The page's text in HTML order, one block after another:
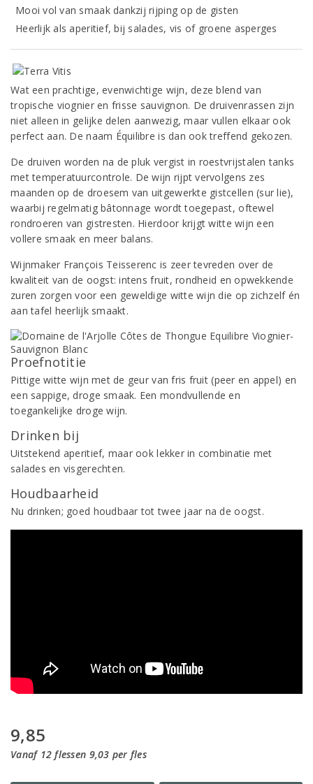
Mooi vol van smaak dankzij rijping op de gisten
Heerlijk als aperitief, bij salades, vis of groene asperges
Wat een prachtige, evenwichtige wijn, deze blend van
tropische viognier en frisse sauvignon. De druivenrassen zijn
niet alleen in gelijke delen aanwezig, maar vullen elkaar ook
perfect aan. De naam Équilibre is dan ook treffend gekozen.
De druiven worden na de pluk vergist in roestvrijstalen tanks
met temperatuurcontrole. De wijn rijpt vervolgens zes
maanden op de droesem van uitgewerkte gistcellen (sur lie),
waarbij regelmatig bâtonnage wordt toegepast, oftewel
rondroeren van gistresten. Hierdoor krijgt witte wijn een
vollere smaak en meer balans.
Wijnmaker François Teisserenc is zeer tevreden over de
kwaliteit van de oogst: intens fruit, rondheid en opwekkende
zuren zorgen voor een geweldige witte wijn die op zichzelf én
aan tafel heerlijk smaakt.
Proefnotitie
Pittige witte wijn met de geur van fris fruit (peer en appel) en
een sappige, droge smaak. Een mondvullende en
toegankelijke droge wijn.
Drinken bij
Uitstekend aperitief, maar ook lekker in combinatie met
salades en visgerechten.
Houdbaarheid
Nu drinken; goed houdbaar tot twee jaar na de oogst.
9,85
Vanaf 12 flessen 9,03 per fles